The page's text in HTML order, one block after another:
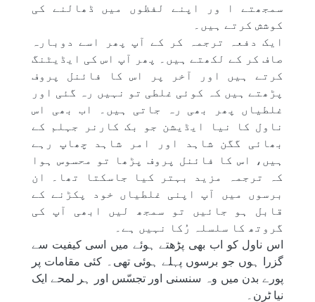
سمجھتے ا ور اپنے لفظوں میں ڈھالنے کی
کوشش کرتے ہیں۔
ایک دفعہ ترجمہ کر کے آپ پھر اسے دوبارہ
صاف کر کے لکھتے ہیں۔ پھر آپ اس کی ایڈیٹنگ
کرتے ہیں اور آخر پر اس کا فائنل پروف
پڑھتے ہیں کہ کوئی غلطی تو نہیں رہ گئی اور
غلطیاں پھر بھی رہ جاتی ہیں۔ اب بھی اس
ناول کا نیا ایڈیشن جو بک کارنر جہلم کے
بھائی گگن شاہد اور امر شاہد چھاپ رہے
ہیں، اس کا فائنل پروف پڑھا تو محسوس ہوا
کہ ترجمہ مزید بہتر کیا جاسکتا تھا۔ ان
برسوں میں آپ اپنی غلطیاں خود پکڑنے کے
قابل ہو جائیں تو سمجھ لیں ابھی آپ کی
گروتھ کا سلسلہ رُکا نہیں ہے۔
اس ناول کو اب بھی پڑھتے ہوئے میں اسی کیفیت سے
گزرا ہوں جو برسوں پہلے ہوئی تھی۔ کئی مقامات پر
پورے بدن میں وہ سنسنی اور تجسّس اور ہر لمحے ایک
نیا ٹرن۔